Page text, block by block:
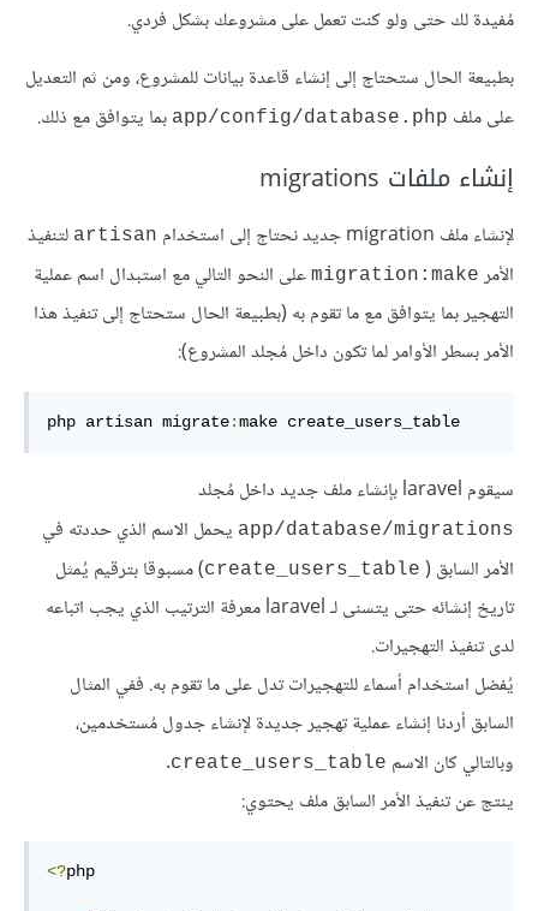
مُفيدة لك حتى ولو كنت تعمل على مشروعك بشكل فردي.
بطبيعة الحال ستحتاج إلى إنشاء قاعدة بيانات للمشروع، ومن ثم التعديل
على ملف app/config/database.php بما يتوافق مع ذلك.
إنشاء ملفات migrations
لإنشاء ملف migration جديد نحتاج إلى استخدام artisan لتنفيذ
الأمر migration:make على النحو التالي مع استبدال اسم عملية
التهجير بما يتوافق مع ما تقوم به (بطبيعة الحال ستحتاج إلى تنفيذ هذا
الأمر بسطر الأوامر لما تكون داخل مُجلد المشروع):
php artisan migrate:make create_users_table
سيقوم laravel بإنشاء ملف جديد داخل مُجلد
app/database/migrations يحمل الاسم الذي حددته في
الأمر السابق ( create_users_table) مسبوقا بترقيم يُمثل
تاريخ إنشائه حتى يتسنى لـ laravel معرفة الترتيب الذي يجب اتباعه
لدى تنفيذ التهجيرات.
يُفضل استخدام أسماء للتهجيرات تدل على ما تقوم به. ففي المثال
السابق أردنا إنشاء عملية تهجير جديدة لإنشاء جدول مُستخدمين،
وبالتالي كان الاسم create_users_table
.
ينتج عن تنفيذ الأمر السابق ملف يحتوي:
<?php